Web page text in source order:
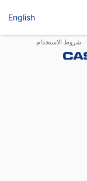
English
شروط الاستخدام